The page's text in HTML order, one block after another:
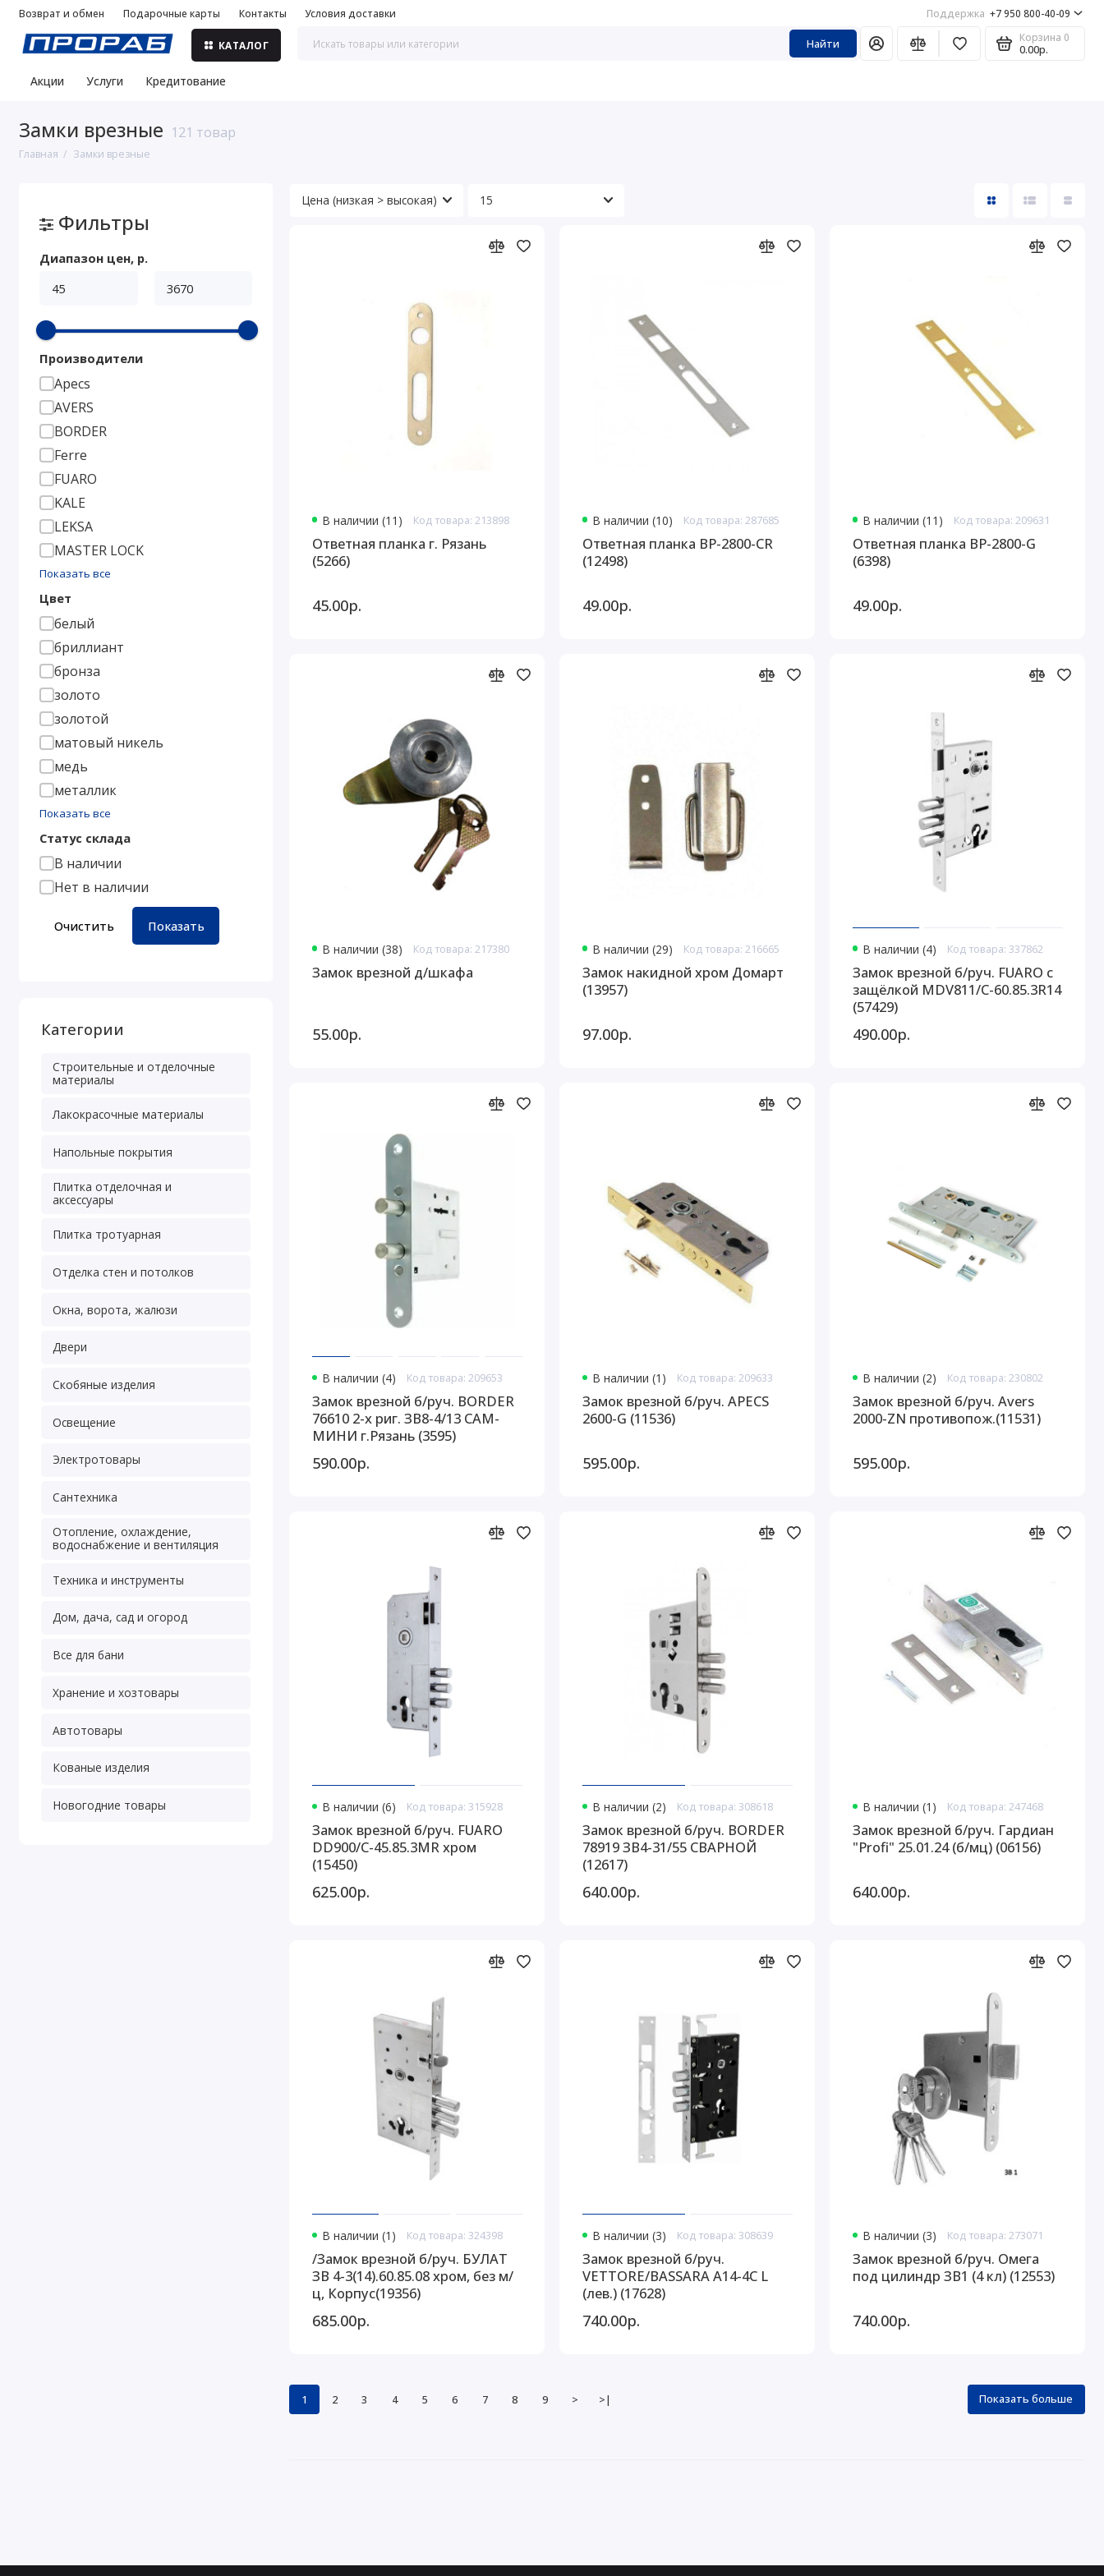
Возврат и обмен Подарочные карты Контакты Условия доставки Поддержка +7 950 800-40-09
КАТАЛОГ Найти Корзина 0
0.00р.
Акции Услуги Кредитование
Замки врезные 121 товар
Главная Замки врезные
Фильтры
Диапазон цен, р.
Производители
Apecs
AVERS
BORDER
Ferre
FUARO
KALE
LEKSA
MASTER LOCK
Показать все
Цвет
белый
бриллиант
бронза
золото
золотой
матовый никель
медь
металлик
Показать все
Статус склада
В наличии
Нет в наличии
Очистить Показать
Категории
Строительные и отделочные
материалы
Лакокрасочные материалы
Напольные покрытия
Плитка отделочная и
аксессуары
Плитка тротуарная
Отделка стен и потолков
Окна, ворота, жалюзи
Двери
Скобяные изделия
Освещение
Электротовары
Сантехника
Отопление, охлаждение,
водоснабжение и вентиляция
Техника и инструменты
Дом, дача, сад и огород
Все для бани
Хранение и хозтовары
Автотовары
Кованые изделия
Новогодние товары
В наличии (11) Код товара: 213898
Ответная планка г. Рязань
(5266)
45.00р.
В наличии (10) Код товара: 287685
Ответная планка BP-2800-CR
(12498)
49.00р.
В наличии (11) Код товара: 209631
Ответная планка BP-2800-G
(6398)
49.00р.
В наличии (38) Код товара: 217380
Замок врезной д/шкафа
55.00р.
В наличии (29) Код товара: 216665
Замок накидной хром Домарт
(13957)
97.00р.
В наличии (4) Код товара: 337862
Замок врезной б/руч. FUARO c
защёлкой MDV811/C-60.85.3R14
(57429)
490.00р.
В наличии (4) Код товара: 209653
Замок врезной б/руч. BORDER
76610 2-х риг. ЗВ8-4/13 САМ-
МИНИ г.Рязань (3595)
590.00р.
В наличии (1) Код товара: 209633
Замок врезной б/руч. APECS
2600-G (11536)
595.00р.
В наличии (2) Код товара: 230802
Замок врезной б/руч. Avers
2000-ZN противопож.(11531)
595.00р.
В наличии (6) Код товара: 315928
Замок врезной б/руч. FUARO
DD900/C-45.85.3MR хром
(15450)
625.00р.
В наличии (2) Код товара: 308618
Замок врезной б/руч. BORDER
78919 ЗВ4-31/55 СВАРНОЙ
(12617)
640.00р.
В наличии (1) Код товара: 247468
Замок врезной б/руч. Гардиан
"Profi" 25.01.24 (б/мц) (06156)
640.00р.
В наличии (1) Код товара: 324398
/Замок врезной б/руч. БУЛАТ
ЗВ 4-3(14).60.85.08 хром, без м/
ц, Корпус(19356)
685.00р.
В наличии (3) Код товара: 308639
Замок врезной б/руч.
VETTORE/BASSARA А14-4С L
(лев.) (17628)
740.00р.
В наличии (3) Код товара: 273071
Замок врезной б/руч. Омега
под цилиндр ЗВ1 (4 кл) (12553)
740.00р.
1 2 3 4 5 6 7 8 9 > >| Показать больше